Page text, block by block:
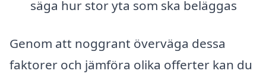
säga hur stor yta som ska beläggas
Genom att noggrant överväga dessa
faktorer och jämföra olika offerter kan du